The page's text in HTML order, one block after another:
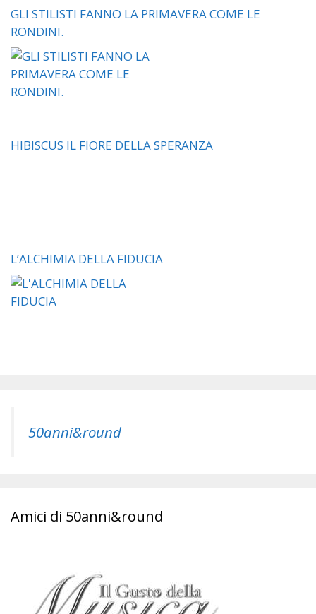
GLI STILISTI FANNO LA PRIMAVERA COME LE
RONDINI.
HIBISCUS IL FIORE DELLA SPERANZA
L’ALCHIMIA DELLA FIDUCIA
50anni&round
Amici di 50anni&round